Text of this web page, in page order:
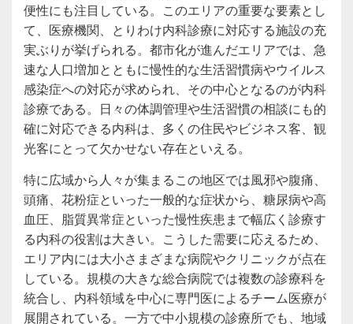
便性にも注目している。このエリアの重要な要素とし
て、医療機関、とりわけ内科診療に対応する施設の充
実ぶりが挙げられる。都市化が進んだエリアでは、急
速な人口増加とともに慢性的な生活習慣病やウイルス
感染症への対応が求められ、その中心となるのが内科
診療である。日々の体調管理や生活習慣の相談にも的
確に対応できる内科は、多くの住民やビジネス客、観
光客にとって欠かせない存在といえる。
特に広域から人々が集まるこの地区では風邪や腹痛、
頭痛、花粉症といった一般的な症状から、糖尿病や高
血圧、脂質異常症といった慢性疾患まで幅広く診療す
る内科の役割は大きい。こうした需要に応えるため、
エリア内には大小さまざまな病院やクリニックが点在
している。規模の大きな総合病院では複数の診療科を
統合し、内科領域を中心に専門医によるチーム医療が
展開されている。一方で中小規模の診療所でも、地域